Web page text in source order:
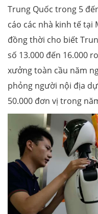
Trung Quốc trong 5
cáo các nhà kinh tế tại
đồng thời cho biết
số 13.000 đến 16.000
xưởng toàn cầu năm
phỏng người nội địa
50.000 đơn vị trong